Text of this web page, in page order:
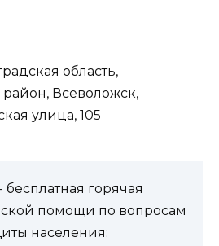
область,
Всеволожск,
улица, 105
- бесплатная горячая
помощи по вопросам
населения: